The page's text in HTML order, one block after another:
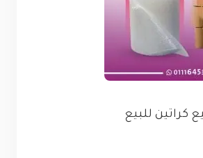
كراتين للبيع